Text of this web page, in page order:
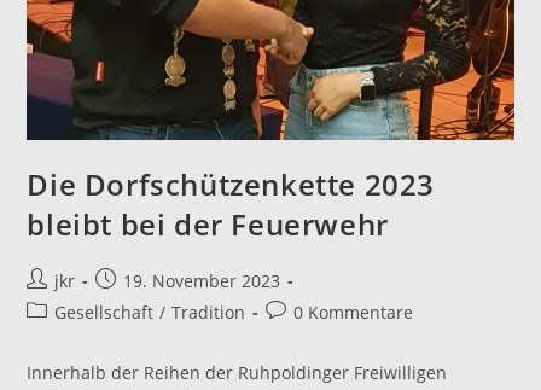
Die Dorfschützenkette 2023
bleibt bei der Feuerwehr
Beitrags-
Autor:
jkr
Beitrag
veröffentlicht:
19. November 2023
Beitrags-
Gesellschaft / Tradition
Beitrags-
0 Kommentare
Innerhalb der Reihen der Ruhpoldinger Freiwilligen